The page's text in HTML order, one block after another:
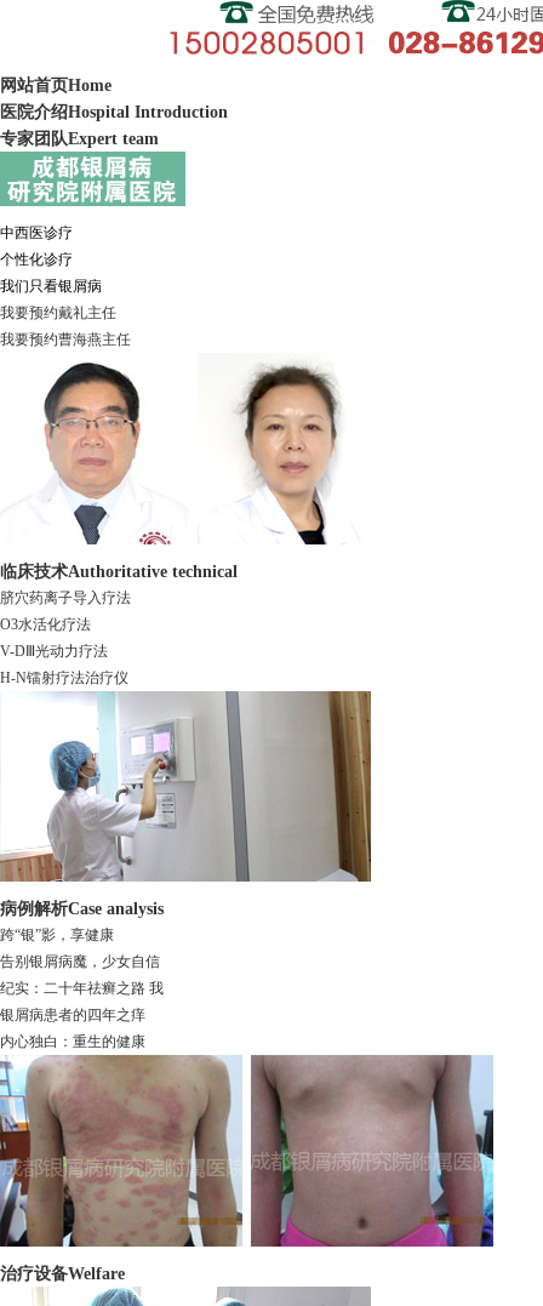
网站首页Home
医院介绍Hospital Introduction
专家团队Expert team
中西医诊疗
个性化诊疗
我们只看银屑病
我要预约戴礼主任
我要预约曹海燕主任
临床技术Authoritative technical
脐穴药离子导入疗法
O3水活化疗法
V-DⅢ光动力疗法
H-N镭射疗法治疗仪
病例解析Case analysis
跨“银”影，享健康
告别银屑病魔，少女自信
纪实：二十年祛癣之路 我
银屑病患者的四年之痒
内心独白：重生的健康
治疗设备Welfare